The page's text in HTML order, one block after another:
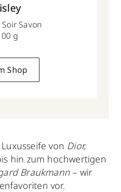
Savon
g
Shop
von Dior,
hin zum hochwertigen
Braukmann – wir
vor.